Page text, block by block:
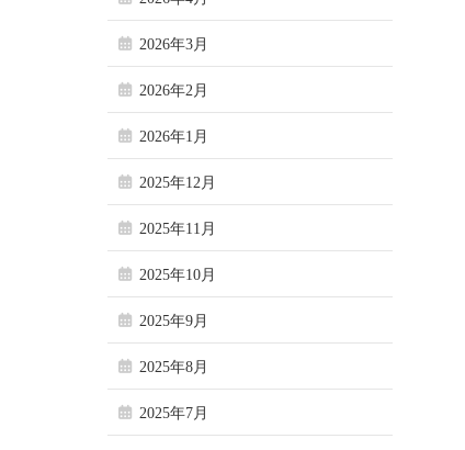
2026年3月
2026年2月
2026年1月
2025年12月
2025年11月
2025年10月
2025年9月
2025年8月
2025年7月